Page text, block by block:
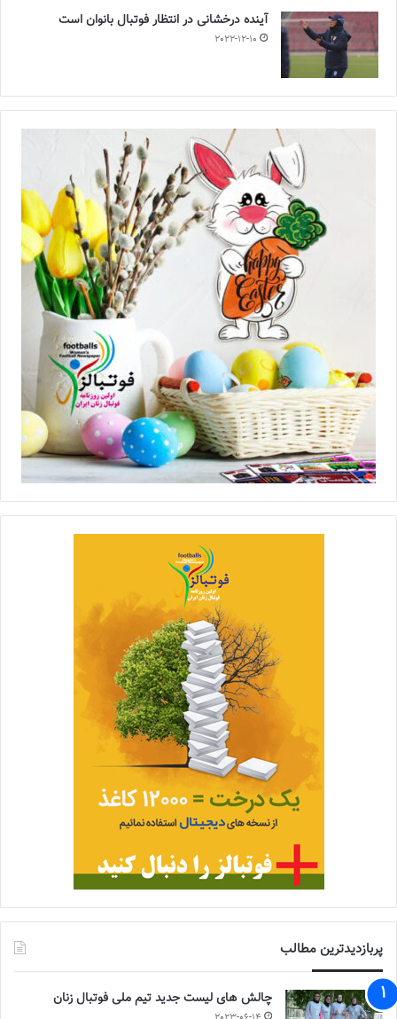
آینده درخشانی در انتظار فوتبال بانوان است
2022-12-10
پربازدیدترین مطالب
چالش هاى ليست جدید تيم ملى فوتبال زنان